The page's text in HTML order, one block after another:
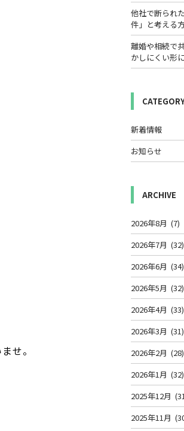
せ。
他社で断られ
件」と考える
離婚や相続で
かしにくい形
新着情報
お知らせ
ARCHIVE
2026年8月 (7)
2026年7月 (32)
2026年6月 (34)
2026年5月 (32)
2026年4月 (33)
2026年3月 (31)
2026年2月 (28)
2026年1月 (32)
2025年12月
2025年11月